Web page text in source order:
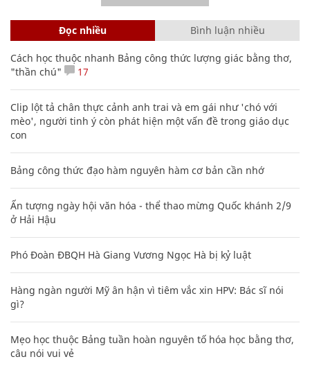
Đọc nhiều Bình luận nhiều
Cách học thuộc nhanh Bảng công thức lượng giác bằng thơ,
"thần chú"
17
Clip lột tả chân thực cảnh anh trai và em gái như 'chó với
mèo', người tinh ý còn phát hiện một vấn đề trong giáo dục
con
Bảng công thức đạo hàm nguyên hàm cơ bản cần nhớ
Ấn tượng ngày hội văn hóa - thể thao mừng Quốc khánh 2/9
ở Hải Hậu
Phó Đoàn ĐBQH Hà Giang Vương Ngọc Hà bị kỷ luật
Hàng ngàn người Mỹ ân hận vì tiêm vắc xin HPV: Bác sĩ nói
gì?
Mẹo học thuộc Bảng tuần hoàn nguyên tố hóa học bằng thơ,
câu nói vui vẻ